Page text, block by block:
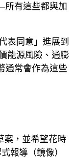
所有這些都與加
表同意」進展到
能源風險 、 通膨
常會作為這些
案，並希望花時
報導（鏡像）